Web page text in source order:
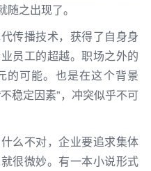
之出现了。
传播技术，获得了自身身
员工的超越。职场之外的
的可能。也是在这个背景
稳定因素”，冲突似乎不可
么不对，企业要追求集体
很微妙。有一本小说形式